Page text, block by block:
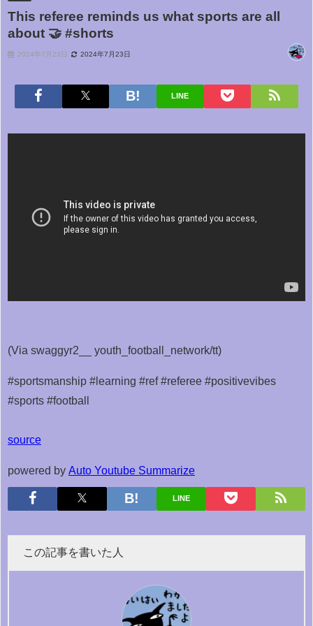
This referee reminds us what sports are all
about 🤝 #shorts
2024年7月23日 2024年7月23日
LINE
(Via swaggyr2__ youth_football_network/tt)
#sportsmanship #learning #ref #referee #positivevibes
#sports #football
source
powered by Auto Youtube Summarize
LINE
この記事を書いた人